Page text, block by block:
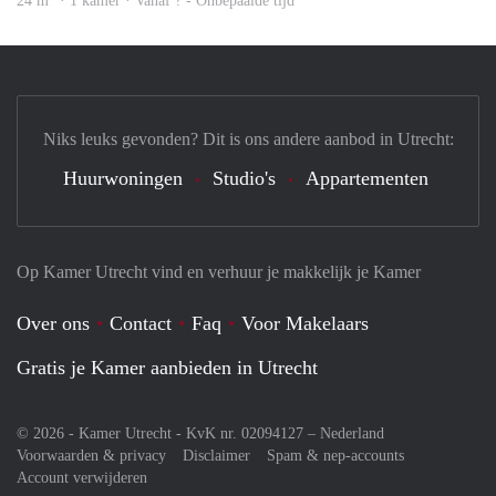
Op Kamer Utrecht vind en verhuur je makkelijk je Kamer
Over ons Contact Faq
Voor Makelaars
Gratis je Kamer aanbieden in Utrecht
© 2026 - Kamer Utrecht - KvK nr. 02094127 – Nederland
Voorwaarden & privacy
Disclaimer
Spam & nep-accounts
Account verwijderen
Niks leuks gevonden? Dit is ons andere aanbod in Utrecht:
Huurwoningen Studio's Appartementen